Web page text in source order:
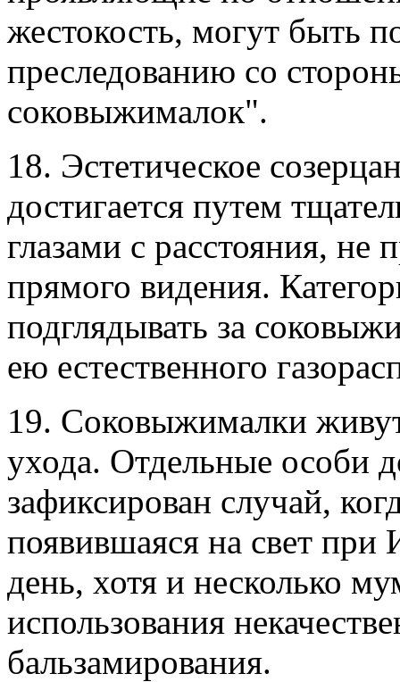
жестокость, могут быть
преследованию со
соковыжималок".
18. Эстетическое
достигается путем
глазами с расстояния,
прямого видения.
подглядывать за
ею естественного
19. Соковыжималки
ухода. Отдельные особи
зафиксирован случай,
появившаяся на свет
день, хотя и несколько
использования
бальзамирования.